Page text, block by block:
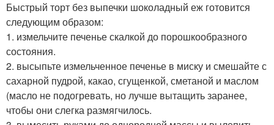
Быстрый торт без выпечки шоколадный еж готовится
следующим образом:
1. измельчите печенье скалкой до порошкообразного
состояния.
2. высыпьте измельченное печенье в миску и смешайте с
сахарной пудрой, какао, сгущенкой, сметаной и маслом
(масло не подогревать, но лучше вытащить заранее,
чтобы они слегка размягчилось.